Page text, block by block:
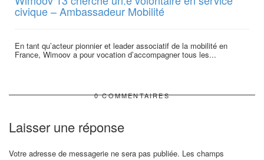
civique – Ambassadeur Mobilité
En tant qu’acteur pionnier et leader associatif de la mobilité en
France, Wimoov a pour vocation d’accompagner tous les...
0 COMMENTAIRES
Laisser une réponse
Votre adresse de messagerie ne sera pas publiée. Les champs